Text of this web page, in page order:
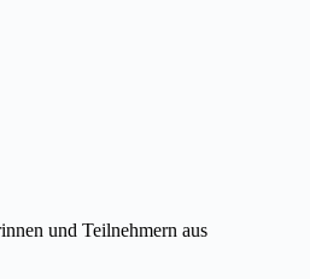
und Teilnehmern aus